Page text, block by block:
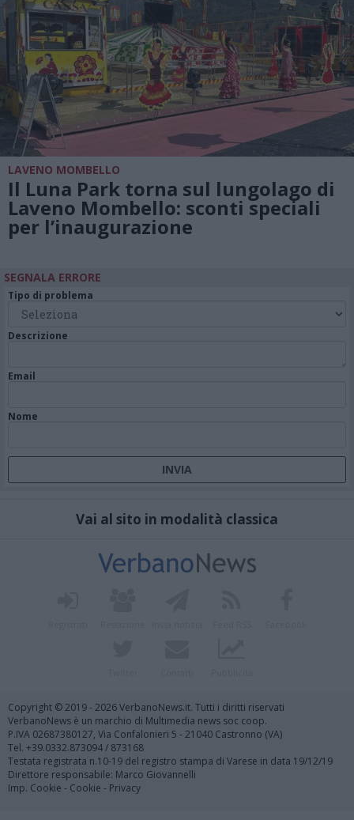
LAVENO MOMBELLO
Il Luna Park torna sul lungolago di
Laveno Mombello: sconti speciali
per l’inaugurazione
SEGNALA ERRORE
Tipo di problema
Descrizione
Email
Nome
Vai al sito in modalità classica
Copyright © 2019 - 2026 VerbanoNews.it. Tutti i diritti riservati
VerbanoNews è un marchio di Multimedia news soc coop.
P.IVA 02687380127, Via Confalonieri 5 - 21040 Castronno (VA)
Tel. +39.0332.873094 / 873168
Testata registrata n.10-19 del registro stampa di Varese in data 19/12/19
Direttore responsabile: Marco Giovannelli
Imp. Cookie - Cookie - Privacy